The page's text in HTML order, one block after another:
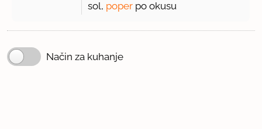
sol, poper po okusu
Način za kuhanje